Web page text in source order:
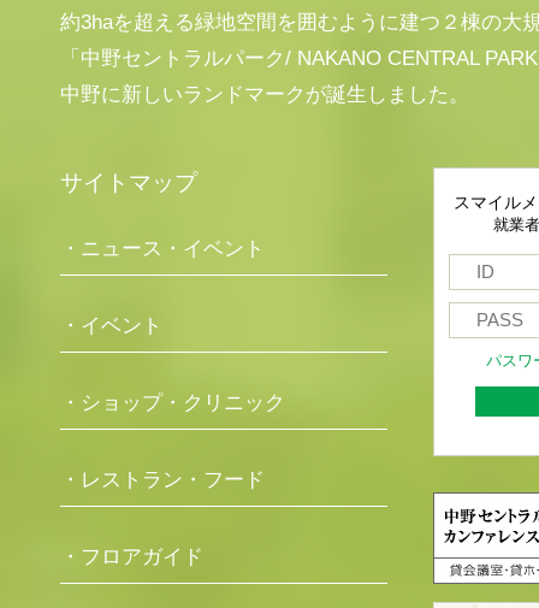
約3haを超える緑地空間を囲むように建つ２棟の大
「中野セントラルパーク/ NAKANO CENTRAL
中野に新しいランドマークが誕生しました。
サイトマップ
・ニュース・イベント
・イベント
・ショップ・クリニック
・レストラン・フード
・フロアガイド
スマイル
就業
パスワ